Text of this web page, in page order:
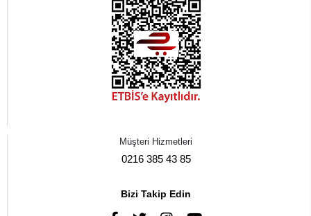
Müşteri Hizmetleri
0216 385 43 85
Bizi Takip Edin